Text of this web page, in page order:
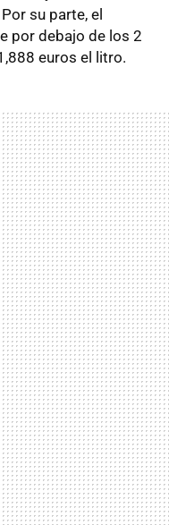
su parte, el
por debajo de los 2
euros el litro.